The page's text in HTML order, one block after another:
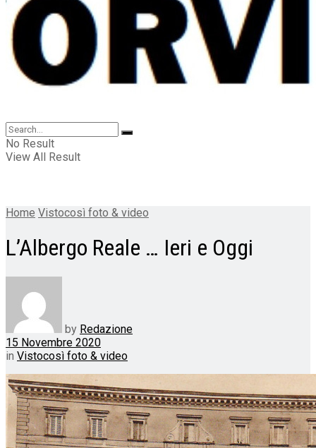
No Result
View All Result
Home Vistocosì foto & video
L’Albergo Reale … Ieri e Oggi
by Redazione
15 Novembre 2020
in Vistocosì foto & video